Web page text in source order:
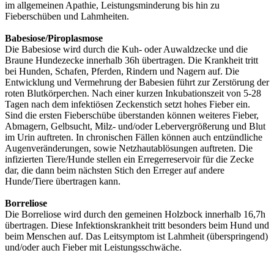
im allgemeinen Apathie, Leistungsminderung bis hin zu
Fieberschüben und Lahmheiten.
Babesiose/Piroplasmose
Die Babesiose wird durch die Kuh- oder Auwaldzecke und die
Braune Hundezecke innerhalb 36h übertragen. Die Krankheit tritt
bei Hunden, Schafen, Pferden, Rindern und Nagern auf. Die
Entwicklung und Vermehrung der Babesien führt zur Zerstörung der
roten Blutkörperchen. Nach einer kurzen Inkubationszeit von 5-28
Tagen nach dem infektiösen Zeckenstich setzt hohes Fieber ein.
Sind die ersten Fieberschübe überstanden können weiteres Fieber,
Abmagern, Gelbsucht, Milz- und/oder Lebervergrößerung und Blut
im Urin auftreten. In chronischen Fällen können auch entzündliche
Augenveränderungen, sowie Netzhautablösungen auftreten. Die
infizierten Tiere/Hunde stellen ein Erregerreservoir für die Zecke
dar, die dann beim nächsten Stich den Erreger auf andere
Hunde/Tiere übertragen kann.
Borreliose
Die Borreliose wird durch den gemeinen Holzbock innerhalb 16,7h
übertragen. Diese Infektionskrankheit tritt besonders beim Hund und
beim Menschen auf. Das Leitsymptom ist Lahmheit (überspringend)
und/oder auch Fieber mit Leistungsschwäche.